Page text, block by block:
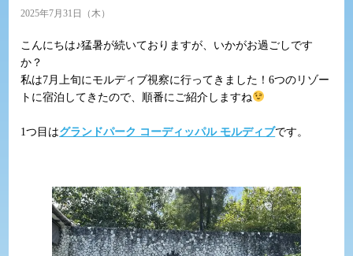
2025年7月31日（木）
こんにちは♪猛暑が続いておりますが、いかがお過ごしです
か？
私は7月上旬にモルディブ視察に行ってきました！6つのリゾー
トに宿泊してきたので、順番にご紹介しますね
1つ目はグランドパーク コーディッパル モルディブです。